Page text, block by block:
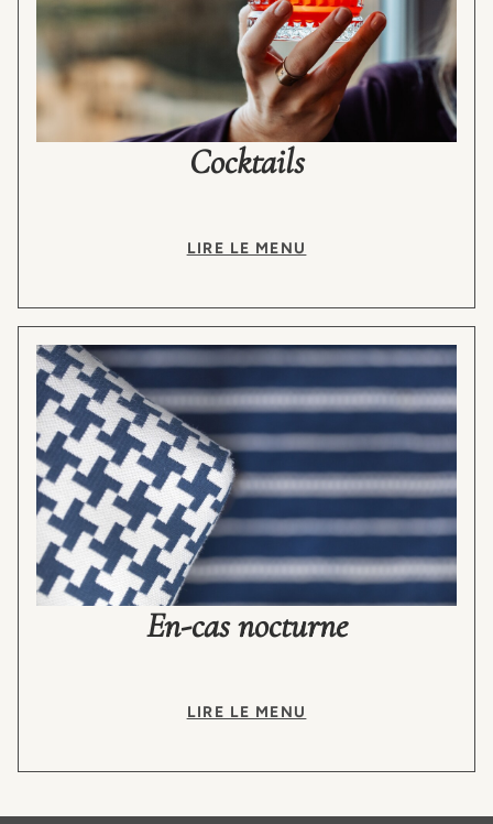
Cocktails
LIRE LE MENU
En-cas nocturne
LIRE LE MENU